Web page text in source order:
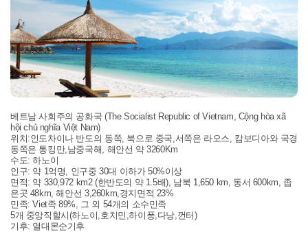
베트남 사회주의 공화국 (The Socialist Republic of Vietnam, Cộng hòa xã
hội chủ nghĩa Việt Nam)
위치:인도차이나 반도의 동쪽, 북으로 중국,서쪽은 라오스, 캄보디아와 국경
동쪽은 통킹만,남중국해, 해안선 약 3260Km
수도: 하노이
인구: 약 1억명, 인구중 30대 이하가 50%이상
면적: 약 330,972 km2 (한반도의 약 1.5배), 남북 1,650 km, 동서 600km, 좁
은곳 48km, 해안선 3,260km,경지면적 23%
민족: Viet족 89%, 그 외 54개의 소수민족
5개 중앙직할시(하노이,호치민,하이퐁,다낭,껀터)
기후: 열대몬순기후